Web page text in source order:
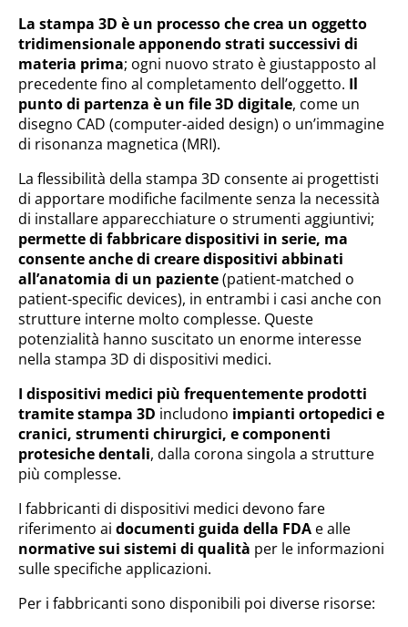
La stampa 3D è un processo che crea un oggetto
tridimensionale apponendo strati successivi di
materia prima; ogni nuovo strato è giustapposto al
precedente fino al completamento dell’oggetto. Il
punto di partenza è un file 3D digitale, come un
disegno CAD (computer-aided design) o un’immagine
di risonanza magnetica (MRI).
La flessibilità della stampa 3D consente ai progettisti
di apportare modifiche facilmente senza la necessità
di installare apparecchiature o strumenti aggiuntivi;
permette di fabbricare dispositivi in serie, ma
consente anche di creare dispositivi abbinati
all’anatomia di un paziente(patient-matched o
patient-specific devices), in entrambi i casi anche con
strutture interne molto complesse. Queste
potenzialità hanno suscitato un enorme interesse
nella stampa 3D di dispositivi medici.
I dispositivi medici più frequentemente prodotti
tramite stampa 3D includono impianti ortopedici e
cranici, strumenti chirurgici, e componenti
protesiche dentali, dalla corona singola a strutture
più complesse.
I fabbricanti di dispositivi medici devono fare
riferimento ai documenti guida della FDA e alle
normative sui sistemi di qualità per le informazioni
sulle specifiche applicazioni.
Per i fabbricanti sono disponibili poi diverse risorse: